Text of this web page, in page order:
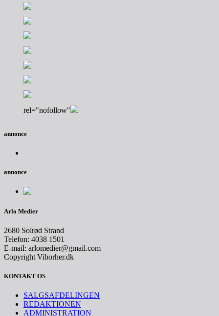
rel="nofollow"
annonce
annonce
Arlo Medier
2680 Solrød Strand
Telefon: 4038 1501
E-mail: arlomedier@gmail.com
Copyright Viborher.dk
KONTAKT OS
SALGSAFDELINGEN
REDAKTIONEN
ADMINISTRATION